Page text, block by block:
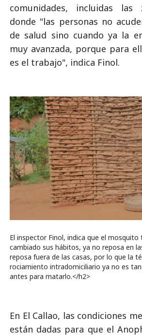
comunidades, incluidas las
donde "las personas no
de salud sino cuando ya la
muy avanzada, porque para
es el trabajo", indica Finol.
El inspector Finol, indica que el mosquito
cambiado sus hábitos, ya no reposa en
reposa fuera de las casas, por lo que la
rociamiento intradomiciliario ya no es
antes para matarlo.</h2>
En El Callao, las condiciones
están dadas para que el